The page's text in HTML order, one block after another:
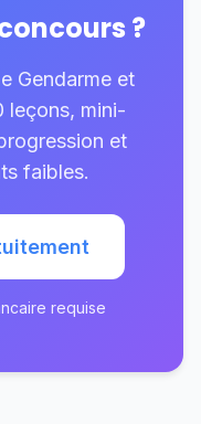
?
Gendarme et
leçons, mini-
et
faibles.
requise